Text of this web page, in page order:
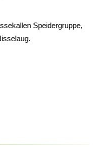
Speidergruppe,